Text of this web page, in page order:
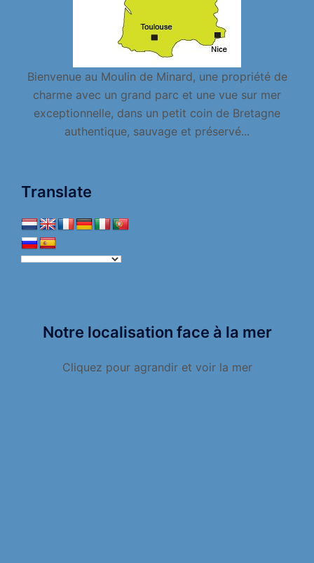
Bienvenue au Moulin de Minard, une propriété de
charme avec un grand parc et une vue sur mer
exceptionnelle, dans un petit coin de Bretagne
authentique, sauvage et préservé...
Translate
Notre localisation face à la mer
Cliquez pour agrandir et voir la mer